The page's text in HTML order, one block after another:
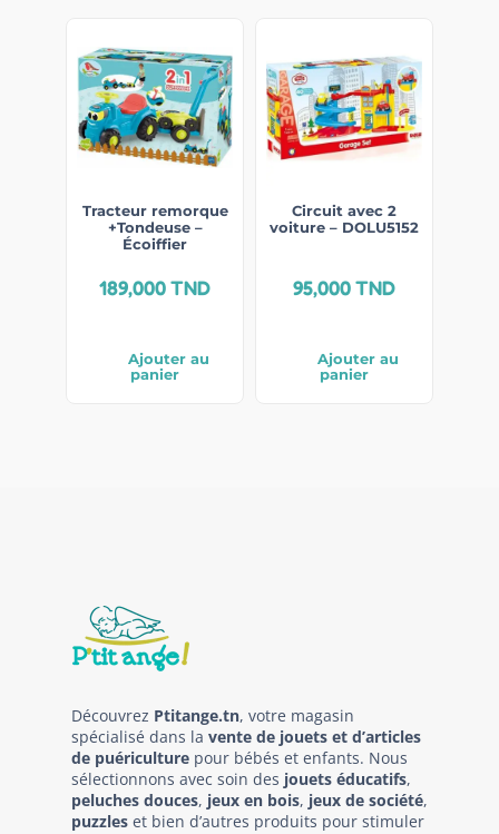
Tracteur remorque
+Tondeuse –
Écoiffier
189,000TND
Ajouter au
panier
Circuit avec 2
voiture – DOLU5152
95,000TND
Ajouter au
panier
Découvrez Ptitange.tn, votre magasin
spécialisé dans la vente de jouets et d’articles
de puériculture pour bébés et enfants. Nous
sélectionnons avec soin des jouets éducatifs,
peluches douces, jeux en bois, jeux de société,
puzzles et bien d’autres produits pour stimuler